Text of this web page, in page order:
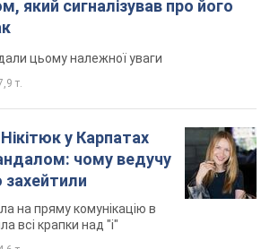
т.
стартувало у
конференцій. Відео
т.